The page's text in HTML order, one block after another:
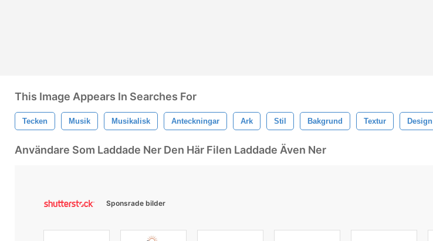
This Image Appears In Searches For
Tecken Musik Musikalisk Anteckningar Ark Stil Bakgrund Textur Design
Användare Som Laddade Ner Den Här Filen Laddade Även Ner
Sponsrade bilder